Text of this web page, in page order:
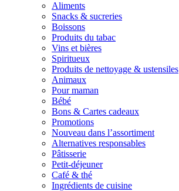
Aliments
Snacks & sucreries
Boissons
Produits du tabac
Vins et bières
Spiritueux
Produits de nettoyage & ustensiles
Animaux
Pour maman
Bébé
Bons & Cartes cadeaux
Promotions
Nouveau dans l’assortiment
Alternatives responsables
Pâtisserie
Petit-déjeuner
Café & thé
Ingrédients de cuisine